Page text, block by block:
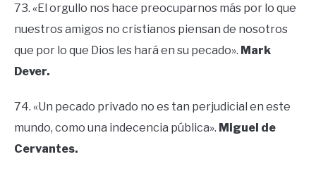
73. «El orgullo nos hace preocuparnos más por lo que
nuestros amigos no cristianos piensan de nosotros
que por lo que Dios les hará en su pecado». Mark
Dever.
74. «Un pecado privado no es tan perjudicial en este
mundo, como una indecencia pública». Miguel de
Cervantes.